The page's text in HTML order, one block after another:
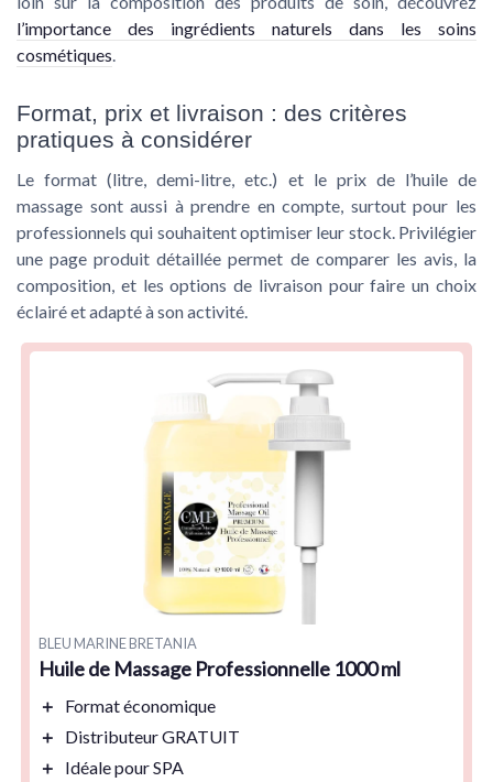
l’importance des ingrédients naturels dans les soins
cosmétiques
Format, prix et livraison : des critères
pratiques à considérer
Le format (litre, demi-litre, etc.) et le prix de l’huile de
massage sont aussi à prendre en compte, surtout pour les
professionnels qui souhaitent optimiser leur stock. Privilégier
une page produit détaillée permet de comparer les avis, la
composition, et les options de livraison pour faire un choix
éclairé et adapté à son activité.
BLEU MARINE BRETANIA
Huile de Massage Professionnelle 1000 ml
＋
Format économique
＋
Distributeur GRATUIT
＋
Idéale pour SPA